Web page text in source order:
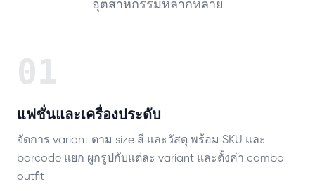
อุตสาหกรรมหลากหลาย
01
แฟชั่นและเครื่องประดับ
จัดการ variant ตาม size สี และวัสดุ พร้อม SKU และ
barcode แยก ผูกรูปกับแต่ละ variant และตั้งค่า combo
outfit